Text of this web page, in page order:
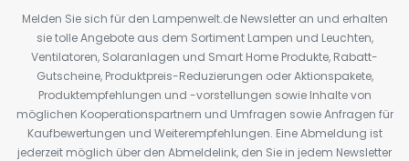
Melden Sie sich für den Lampenwelt.de Newsletter an und erhalten
sie tolle Angebote aus dem Sortiment Lampen und Leuchten,
Ventilatoren, Solaranlagen und Smart Home Produkte, Rabatt-
Gutscheine, Produktpreis-Reduzierungen oder Aktionspakete,
Produktempfehlungen und -vorstellungen sowie Inhalte von
möglichen Kooperationspartnern und Umfragen sowie Anfragen für
Kaufbewertungen und Weiterempfehlungen. Eine Abmeldung ist
jederzeit möglich über den Abmeldelink, den Sie in jedem Newsletter